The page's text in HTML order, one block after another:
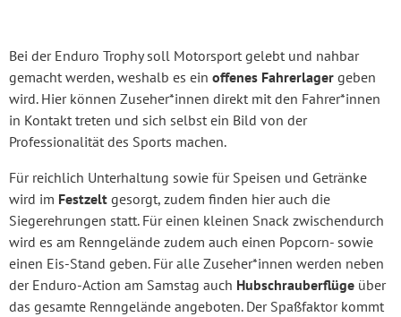
Bei der Enduro Trophy soll Motorsport gelebt und nahbar
gemacht werden, weshalb es ein offenes Fahrerlager geben
wird. Hier können Zuseher*innen direkt mit den Fahrer*innen
in Kontakt treten und sich selbst ein Bild von der
Professionalität des Sports machen.
Für reichlich Unterhaltung sowie für Speisen und Getränke
wird im Festzelt gesorgt, zudem finden hier auch die
Siegerehrungen statt. Für einen kleinen Snack zwischendurch
wird es am Renngelände zudem auch einen Popcorn- sowie
einen Eis-Stand geben. Für alle Zuseher*innen werden neben
der Enduro-Action am Samstag auch Hubschrauberflüge über
das gesamte Renngelände angeboten. Der Spaßfaktor kommt